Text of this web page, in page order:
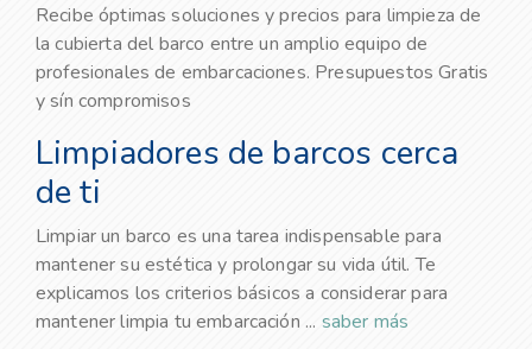
Recibe óptimas soluciones y precios para limpieza de
la cubierta del barco entre un amplio equipo de
profesionales de embarcaciones. Presupuestos Gratis
y sín compromisos
Limpiadores de barcos cerca
de ti
Limpiar un barco es una tarea indispensable para
mantener su estética y prolongar su vida útil. Te
explicamos los criterios básicos a considerar para
mantener limpia tu embarcación ... saber más